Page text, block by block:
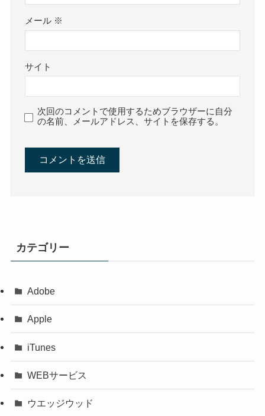
メール ※
サイト
次回のコメントで使用するためブラウザーに自分
の名前、メールアドレス、サイトを保存する。
カテゴリー
Adobe
Apple
iTunes
WEBサービス
ウエッジウッド